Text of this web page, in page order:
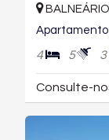
Apartamento
4 5 3
Consulte-